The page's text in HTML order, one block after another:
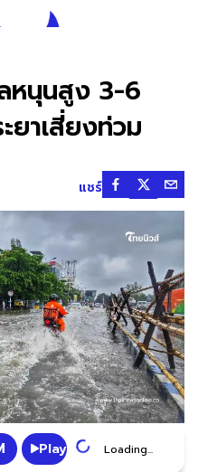
หนุนสูง 3-6
ยาเสี่ยงท่วม
แชร์
Play Loading...